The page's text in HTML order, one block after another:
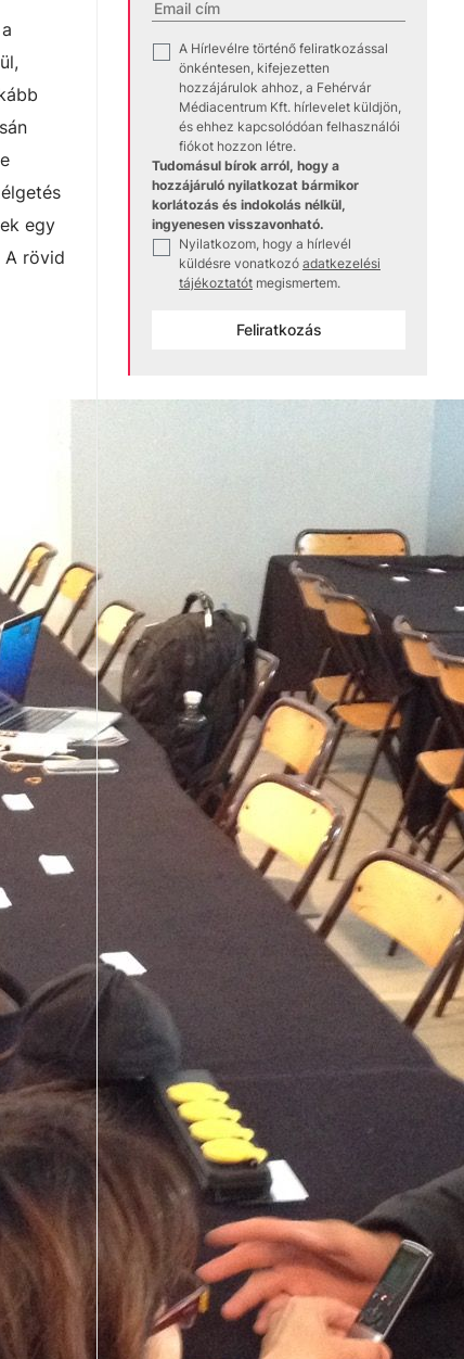
egy
A rövid
A Hírlevélre történő feliratkozással
önkéntesen, kifejezetten
hozzájárulok ahhoz, a Fehérvár
Médiacentrum Kft. hírlevelet küldjön,
és ehhez kapcsolódóan felhasználói
fiókot hozzon létre.
Tudomásul bírok arról, hogy a
hozzájáruló nyilatkozat bármikor
korlátozás és indokolás nélkül,
ingyenesen visszavonható.
Nyilatkozom, hogy a hírlevél
küldésre vonatkozó adatkezelési
tájékoztatót megismertem.
Feliratkozás